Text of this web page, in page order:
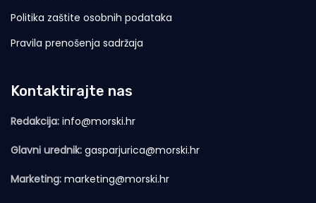
Politika zaštite osobnih podataka
Pravila prenošenja sadržaja
Kontaktirajte nas
Redakcija: info@morski.hr
Glavni urednik: gasparjurica@morski.hr
Marketing: marketing@morski.hr